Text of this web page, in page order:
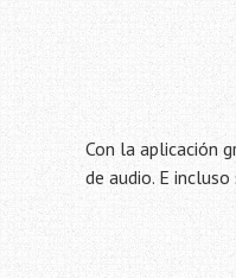
Con la aplicación
de audio. E